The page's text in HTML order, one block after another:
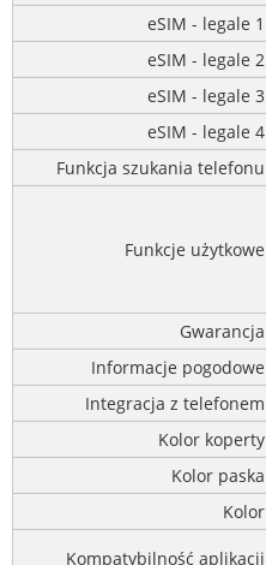
eSIM - legale 1
eSIM - legale 2
eSIM - legale 3
eSIM - legale 4
Funkcja szukania telefonu
Funkcje użytkowe
Gwarancja
Informacje pogodowe
Integracja z telefonem
Kolor koperty
Kolor paska
Kolor
Kompatybilność aplikacji